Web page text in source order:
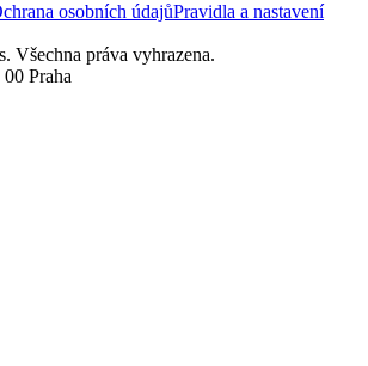
osobních údajůPravidla a nastavení
Všechna práva vyhrazena.
Praha